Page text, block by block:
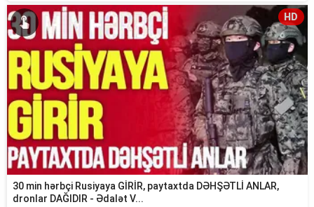
HD
30 min hərbçi Rusiyaya GİRİR, paytaxtda DƏHŞƏTLİ ANLAR,
dronlar DAĞIDIR - Ədalət V...